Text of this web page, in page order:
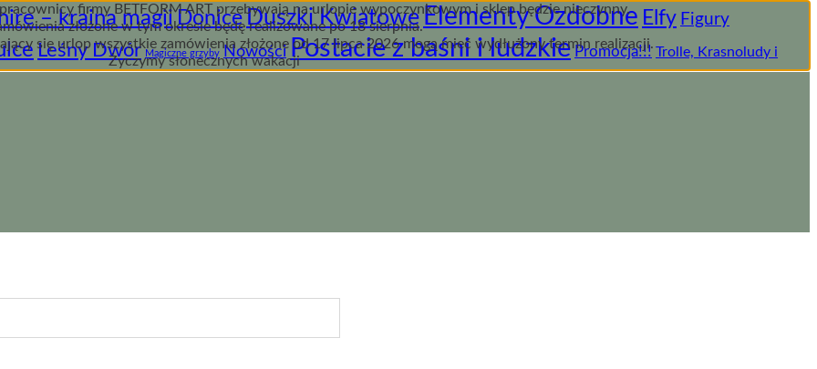
– kraina magii DoniceDuszki KwiatoweElementy Ozdobne Elfy Figury
Leśny Dwór Magiczne grzyby Nowości Postacie z baśni i ludzkie Promocja!!! Trolle, Krasnoludy i
firmy BETFORM ART przebywają na urlopie wypoczynkowym i sklep będzie nieczynny.
złożone w tym okresie będę realizowane po 18 sierpnia.
się urlop wszystkie zamówienia złożone od 17 lipca 2026 mogą mieć wydłużony termin realizacji.
Życzymy słonecznych wakacji